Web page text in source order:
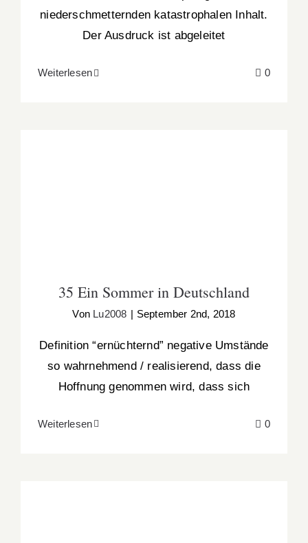
niederschmetternden katastrophalen Inhalt.
Der Ausdruck ist abgeleitet
Weiterlesen 0
35 Ein Sommer in Deutschland
Von Lu2008 | September 2nd, 2018
Definition “ernüchternd” negative Umstände
so wahrnehmend / realisierend, dass die
Hoffnung genommen wird, dass sich
Weiterlesen 0